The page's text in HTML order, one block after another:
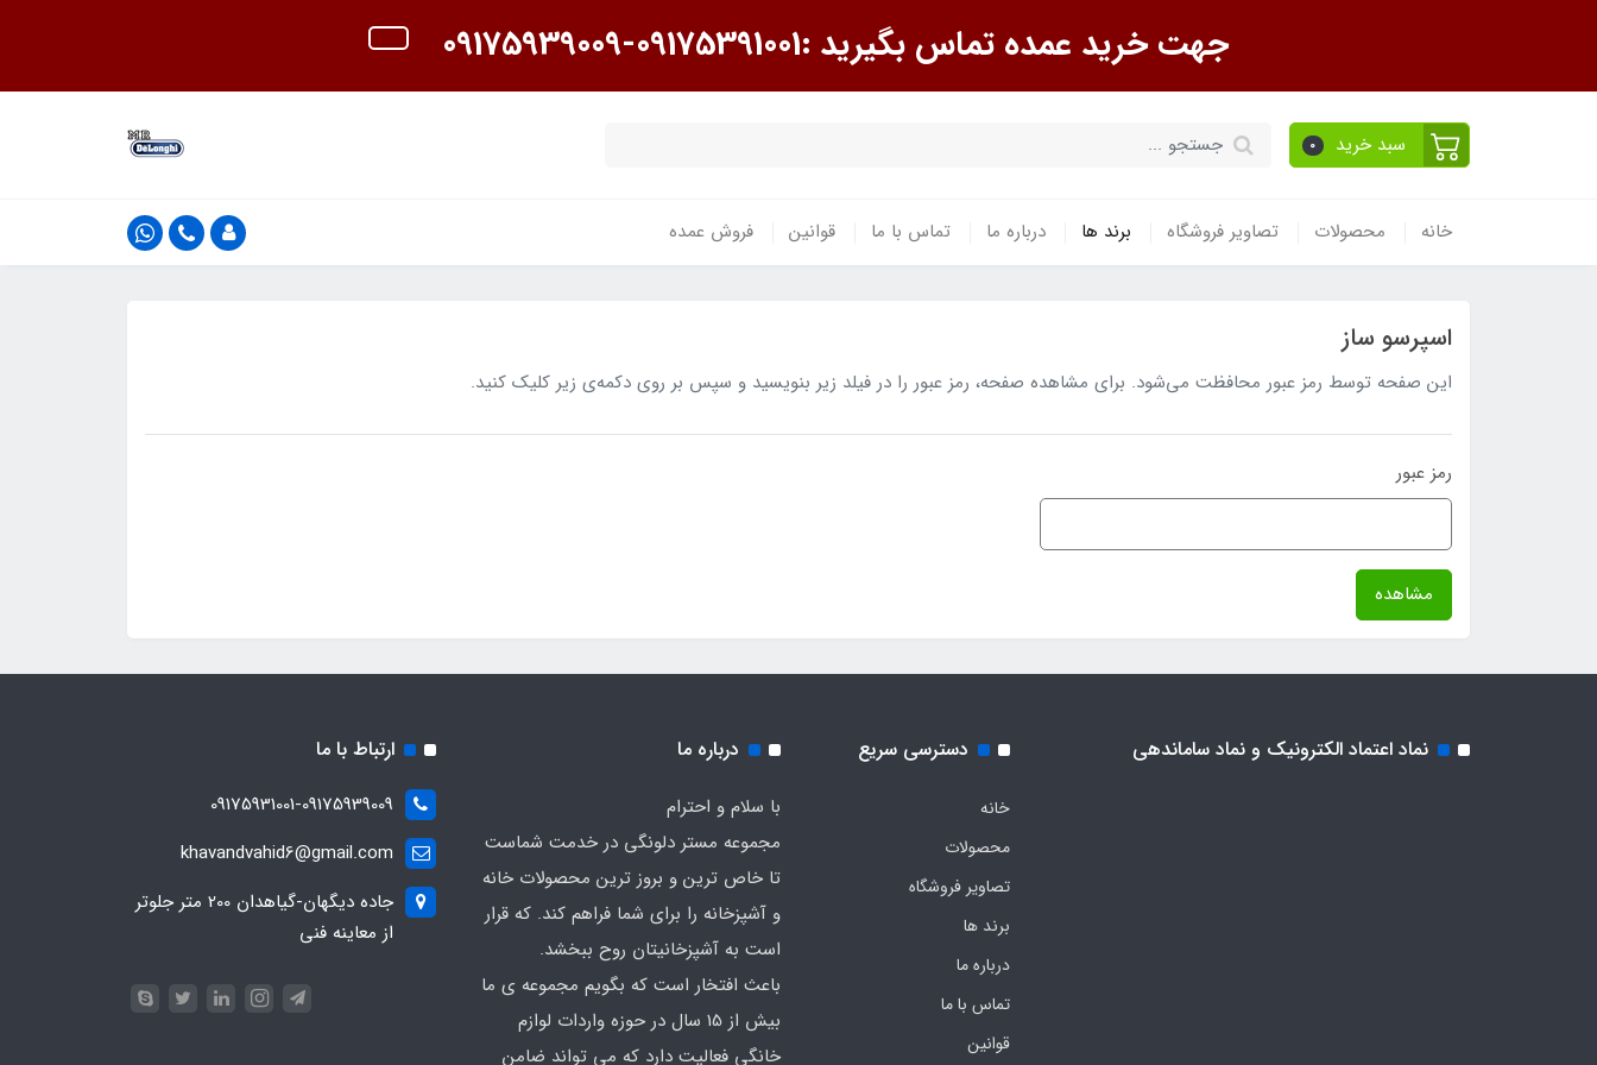
جهت خرید عمده تماس بگیرید :09175391001-09175939009
سبد خرید 0
خانه محصولات تصاویر فروشگاه برند ها درباره ما تماس با ما قوانین فروش عمده
اسپرسو ساز
این صفحه توسط رمز عبور محافظت می‌شود. برای مشاهده صفحه، رمز عبور را در فیلد زیر بنویسید و سپس بر روی دکمه‌ی زیر کلیک کنید.
رمز عبور
مشاهده
نماد اعتماد الکترونیک و نماد ساماندهی دسترسی سریع
خانه
محصولات
تصاویر فروشگاه
برند ها
درباره ما
تماس با ما
قوانین
درباره ما
با سلام و احترام
مجموعه مستر دلونگی در خدمت شماست
تا خاص ترین و بروز ترین محصولات خانه
و آشپزخانه را برای شما فراهم کند. که قرار
است به آشپزخانیتان روح ببخشد.
باعث افتخار است که بگویم مجموعه ی ما
بیش از 15 سال در حوزه واردات لوازم
خانگی فعالیت دارد که می تواند ضامن
ارتباط با ما
09175931001-09175939009
khavandvahid6@gmail.com
جاده دیگهان-گیاهدان 200 متر جلوتر
از معاینه فنی